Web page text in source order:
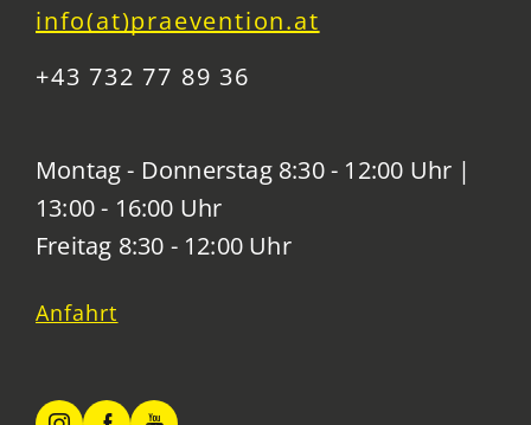
info(at)praevention.at
+43 732 77 89 36
Montag - Donnerstag 8:30 - 12:00 Uhr |
13:00 - 16:00 Uhr
Freitag 8:30 - 12:00 Uhr
Anfahrt